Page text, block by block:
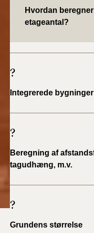
BR18 (4/7-31/12
2019)
BR18 (1/1-4/7
BR18 (1/1-30/6
Hvordan
etageantal?
?
Integrerede bygninger
?
Beregning af
tagudhæng, m.v.
?
Grundens størrelse